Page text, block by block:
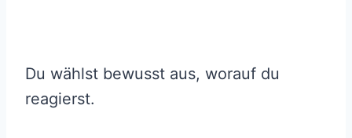
Du wählst bewusst aus, worauf du
reagierst.